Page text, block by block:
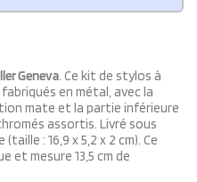
Geneva. Ce kit de stylos à
en métal, avec la
mate et la partie inférieure
assortis. Livré sous
: 16,9 x 5,2 x 2 cm). Ce
et mesure 13,5 cm de